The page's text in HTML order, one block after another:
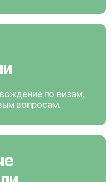
по визам,
вопросам.